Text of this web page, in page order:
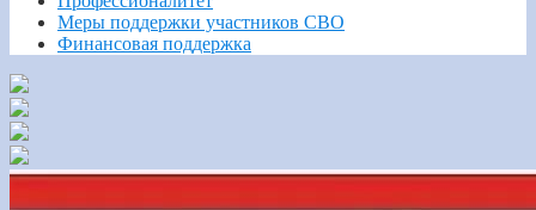
Меры поддержки участников СВО
Финансовая поддержка